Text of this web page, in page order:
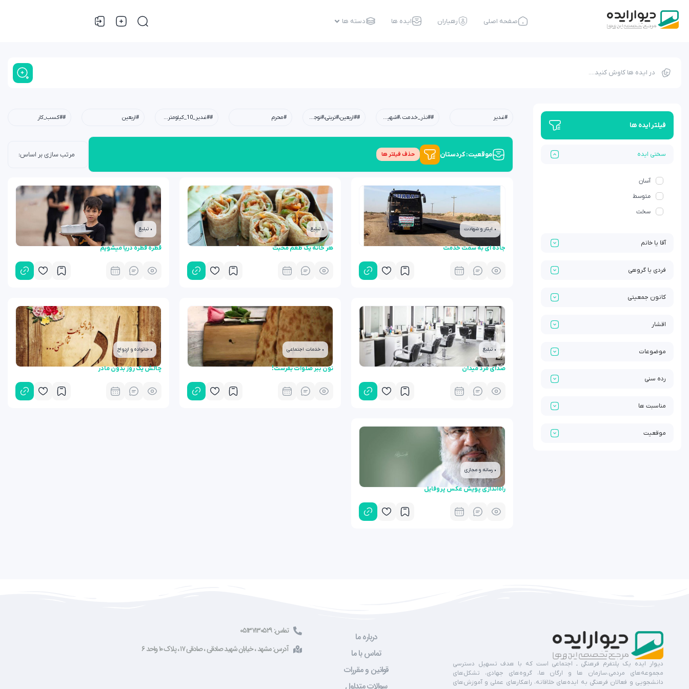
صفحه اصلی رهیاران ایده ها دسته ها
#غدیر ##نذر_خدمت ،#شهیدابراهیم_رئیسی،#شهید_خدمت،#معلم،#دبستان،#چله_خدمت ##اربعین،#تربتی،#نوجوان،#امید،#کربلا،#خانواده،#فرهنگی #محرم ##غدیر_10_کیلومتری،#عید_غدیر،#کودکان،#نوجوانان،#جوانان،#محله،#خانوادگی،#مسجد،#امام_علی(ع) #اربعین ##کسب_کار
موقعیت: کردستان حذف فیلتر ها
• ایثار و شهادت
جاده ای به سمت خدمت
• تبلیغ
هر خانه یک طعم محبت
• تبلیغ
قطره قطره دریا میشویم
• تبلیغ
صدای مرد میدان
• خدمات اجتماعی
نون ببر صلوات بفرست!
• خانواده و ازدواج
چالش یک روز بدون مادر
• رسانه و مجازی
راه‌اندازی پویش عکس پروفایل
فیلتر ایده ها
سختی ایده
آسان
متوسط
سخت
آقا یا خانم
فردی یا گروهی
کانون جمعیتی
اقشار
موضوعات
رده سنی
مناسبت ها
موقعیت
دیوار ایده یک پلتفرم فرهنگی ـ اجتماعی است که با هدف تسهیل دسترسی
مجموعه‌های مردمی،سازمان ها و ارگان ها، گروه‌های جهادی، تشکل‌های
دانشجویی و فعالان فرهنگی به ایده‌های خلاقانه، راهکارهای عملی و آموزش‌های
درباره ما
تماس با ما
قوانین و مقررات
سوالات متداول
تماس: ۰۵۱۳۷۱۳۰۵۲۹
آدرس: مشهد ، خیابان شهید صادقی ، صادقی ۱۷ ، پلاک ۱۰ واحد ۶